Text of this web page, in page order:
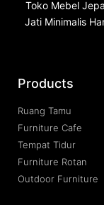
Toko Mebel
Jati Minimalis
Products
Ruang Tamu
Furniture Cafe
Tempat Tidur
Furniture Rotan
Outdoor Furniture